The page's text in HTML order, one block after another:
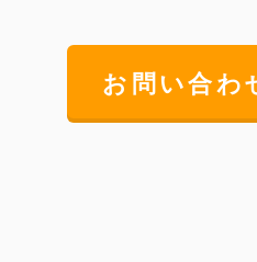
お問い合わ